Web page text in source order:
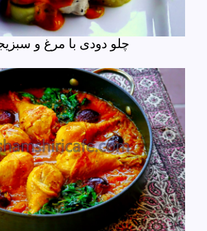
چلو دودی با مرغ و